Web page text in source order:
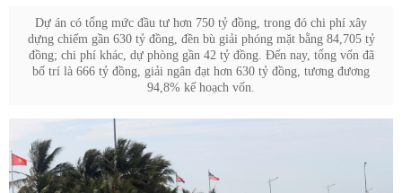
Dự án có tổng mức đầu tư hơn 750 tỷ đồng, trong đó chi phí xây
dựng chiếm gần 630 tỷ đồng, đền bù giải phóng mặt bằng 84,705 tỷ
đồng; chi phí khác, dự phòng gần 42 tỷ đồng. Đến nay, tổng vốn đã
bố trí là 666 tỷ đồng, giải ngân đạt hơn 630 tỷ đồng, tương đương
94,8% kế hoạch vốn.